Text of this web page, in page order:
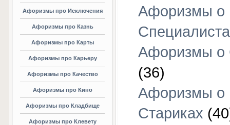
Афоризмы про Исключения
Афоризмы про Казнь
Афоризмы про Карты
Афоризмы про Карьеру
Афоризмы про Качество
Афоризмы про Кино
Афоризмы про Кладбище
Афоризмы про Клевету
Афоризмы о
Афоризмы о
(36)
Афоризмы о
Стариках